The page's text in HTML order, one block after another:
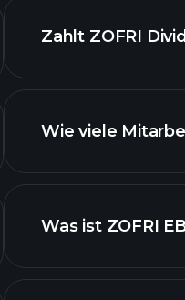
Zahlt ZOFRI
Wie viele
Was ist ZOFRI